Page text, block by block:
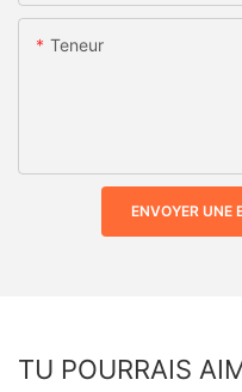
Teneur
ENVOYER UNE
TU POURRAIS